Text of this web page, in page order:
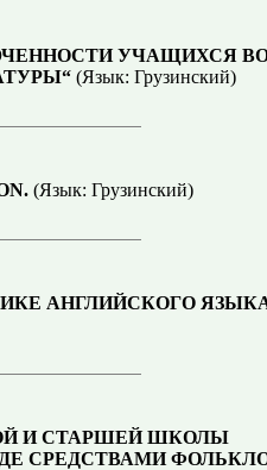
УЧАЩИХСЯ
(Язык: Грузинский)
(Язык: Грузинский)
АНГЛИЙСКОГО
И СТАРШЕЙ ШКОЛЫ
СРЕДСТВАМИ